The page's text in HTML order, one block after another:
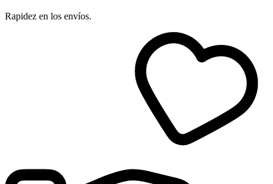
Rapidez en los envíos.